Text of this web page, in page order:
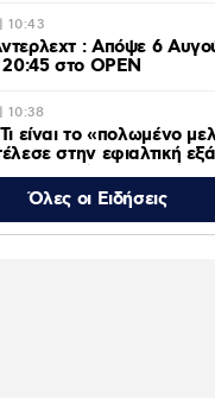
10:43
: Απόψε 6
20:45 στο ΟΡΕΝ
10:38
είναι το «πολωμένο
στην εφιαλτική
σε Αττική και Βοιωτία
00:13
– ΤΣΣΚΑ 1948 1-1:
Όλες οι Ειδήσεις